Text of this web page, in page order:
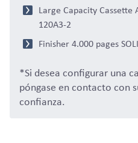
Large Capacity Cassette
120A3-2
Finisher 4.000 pages
*Si desea configurar una
póngase en contacto con
confianza.